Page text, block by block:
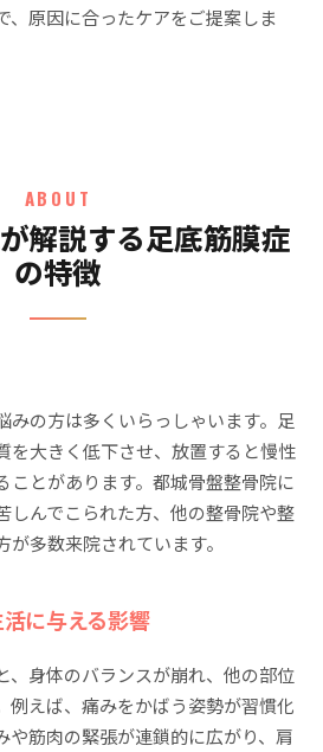
、原因に合ったケアをご提案しま
ABOUT
解説する足底筋膜症
の特徴
みの方は多くいらっしゃいます。足
を大きく低下させ、放置すると慢性
ことがあります。都城骨盤整骨院に
しんでこられた方、他の整骨院や整
多数来院されています。
に与える影響
、身体のバランスが崩れ、他の部位
例えば、痛みをかばう姿勢が習慣化
や筋肉の緊張が連鎖的に広がり、肩